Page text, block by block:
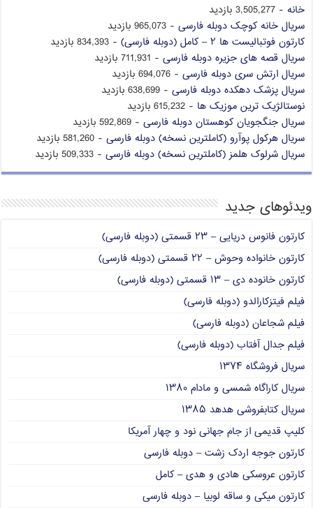
خانه - 3,505,277 بازدید
سریال خانه کوچک دوبله فارسی - 965,073 بازدید
کارتون فوتبالیست ها ۲ – کامل (دوبله فارسی)
- 834,393 بازدید
سریال قصه های جزیره دوبله فارسی - 711,931 بازدید
سریال ارتش سری دوبله فارسی - 694,076 بازدید
سریال پزشک دهکده دوبله فارسی - 638,699 بازدید
نوستالژیک ترین موزیک ها - 615,232 بازدید
سریال جنگجویان کوهستان دوبله فارسی - 592,869 بازدید
سریال هرکول پوآرو (کاملترین نسخه) دوبله فارسی - 581,260 بازدید
سریال شرلوک هلمز (کاملترین نسخه) دوبله فارسی - 509,333 بازدید
ویدئوهای جدید
کارتون فانوس دریایی – ۲۳ قسمتی (دوبله فارسی)
کارتون خانواده وحوش – ۲۲ قسمتی (دوبله فارسی)
کارتون خانوده دی – ۱۳ قسمتی (دوبله فارسی)
فیلم فیتزکارالدو (دوبله فارسی)
فیلم شجاعان (دوبله فارسی)
فیلم جدال آفتاب (دوبله فارسی)
سریال فروشگاه ۱۳۷۴
سریال کاراگاه شمسی و مادام ۱۳۸۰
سریال کتابفروشی هدهد ۱۳۸۵
کلیپ قدیمی از جام جهانی نود و چهار آمریکا
کارتون جوجه اردک زشت – دوبله فارسی
کارتون عروسکی هادی و هدی – کامل
کارتون میکی و ساقه لوبیا – دوبله فارسی